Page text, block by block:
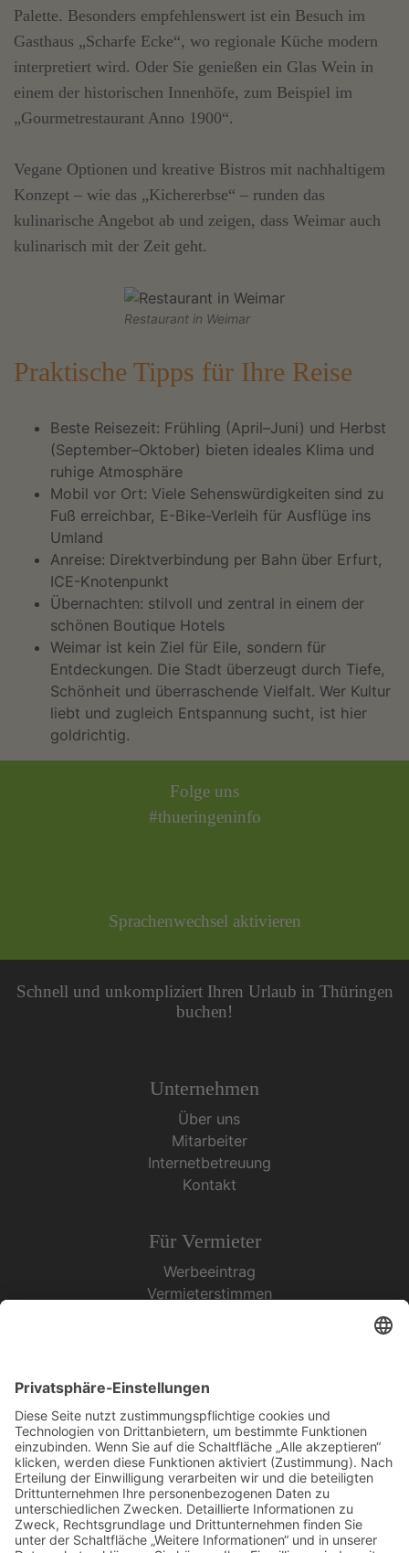
Palette. Besonders empfehlenswert ist ein Besuch im
Gasthaus „Scharfe Ecke“, wo regionale Küche modern
interpretiert wird. Oder Sie genießen ein Glas Wein in
einem der historischen Innenhöfe, zum Beispiel im
„Gourmetrestaurant Anno 1900“.
Vegane Optionen und kreative Bistros mit nachhaltigem
Konzept – wie das „Kichererbse“ – runden das
kulinarische Angebot ab und zeigen, dass Weimar auch
kulinarisch mit der Zeit geht.
Restaurant in Weimar
Praktische Tipps für Ihre Reise
Beste Reisezeit: Frühling (April–Juni) und Herbst
(September–Oktober) bieten ideales Klima und
ruhige Atmosphäre
Mobil vor Ort: Viele Sehenswürdigkeiten sind zu
Fuß erreichbar, E-Bike-Verleih für Ausflüge ins
Umland
Anreise: Direktverbindung per Bahn über Erfurt,
ICE-Knotenpunkt
Übernachten: stilvoll und zentral in einem der
schönen Boutique Hotels
Weimar ist kein Ziel für Eile, sondern für
Entdeckungen. Die Stadt überzeugt durch Tiefe,
Schönheit und überraschende Vielfalt. Wer Kultur
liebt und zugleich Entspannung sucht, ist hier
goldrichtig.
Folge uns
#thueringeninfo
Sprachenwechsel aktivieren
Schnell und unkompliziert Ihren Urlaub in Thüringen
buchen!
Unternehmen
Über uns
Mitarbeiter
Internetbetreuung
Kontakt
Für Vermieter
Werbeeintrag
Vermieterstimmen
Urlaubsservice
Bücher, Karten & CD's
Ihre Anreise
Wetter
Links